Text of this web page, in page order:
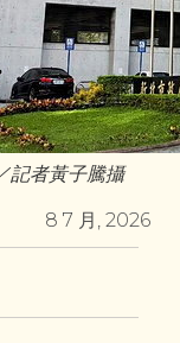
記者黃子騰攝
8 7 月, 2026